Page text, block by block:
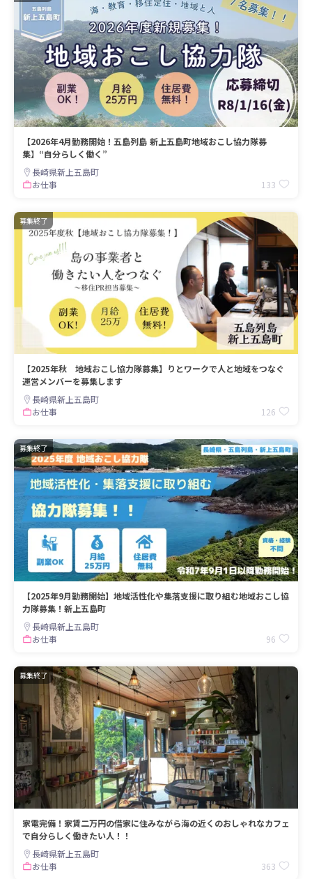
【2026年4月勤務開始！五島列島 新上五島町地域おこし協力隊募
集】“自分らしく働く”
長崎県新上五島町
お仕事
133
募集終了
【2025年秋 地域おこし協力隊募集】りとワークで人と地域をつなぐ
運営メンバーを募集します
長崎県新上五島町
お仕事
126
募集終了
【2025年9月勤務開始】地域活性化や集落支援に取り組む地域おこし協
力隊募集！新上五島町
長崎県新上五島町
お仕事
96
募集終了
家電完備！家賃二万円の借家に住みながら海の近くのおしゃれなカフェ
で自分らしく働きたい人！！
長崎県新上五島町
お仕事
363